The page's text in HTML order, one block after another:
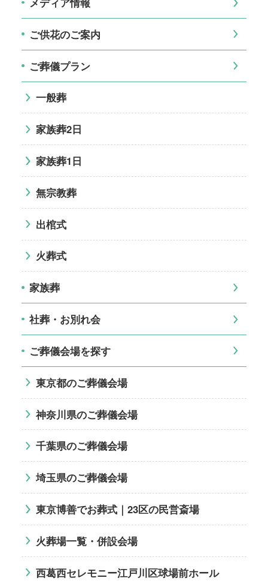
ご供花のご案内
ご葬儀プラン
一般葬
家族葬2日
家族葬1日
無宗教葬
出棺式
火葬式
家族葬
社葬・お別れ会
ご葬儀会場を探す
東京都のご葬儀会場
神奈川県のご葬儀会場
千葉県のご葬儀会場
埼玉県のご葬儀会場
東京博善でお葬式｜23区の民営斎場
火葬場一覧・併設会場
西葛西セレモニー江戸川区球場前ホール